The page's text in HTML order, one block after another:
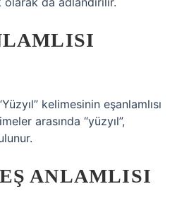
kelimesinin eşanlamlısı
arasında “yüzyıl”,
ANLAMLISI